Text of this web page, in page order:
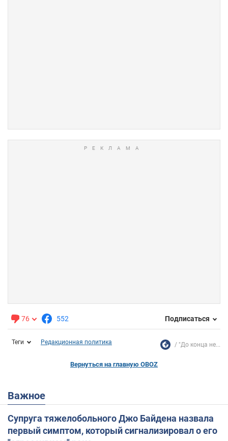
76 552 Подписаться
Теги Редакционная политика "До конца не...
Вернуться на главную OBOZ
Важное
Супруга тяжелобольного Джо Байдена назвала
первый симптом, который сигнализировал о его